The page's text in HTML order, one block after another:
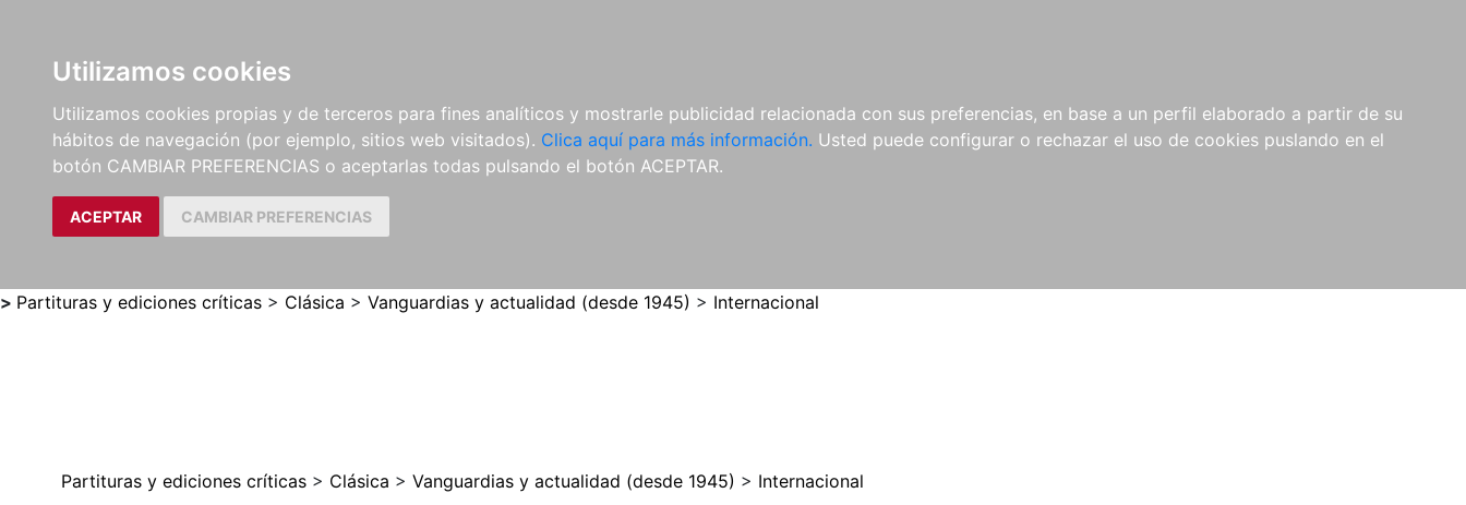
Utilizamos cookies
Utilizamos cookies propias y de terceros para fines analíticos y mostrarle publicidad relacionada con sus preferencias, en base a un perfil elaborado a partir de su
hábitos de navegación (por ejemplo, sitios web visitados). Clica aquí para más información. Usted puede configurar o rechazar el uso de cookies puslando en el
botón CAMBIAR PREFERENCIAS o aceptarlas todas pulsando el botón ACEPTAR.
ACEPTAR CAMBIAR PREFERENCIAS
LIBROS
MÉTODOS Y
EJERCICIOS
PARTITURAS Y EDICIONES
CRÍTICAS
REVISTAS
CDS Y
DVDS
MATERIAL
COMPLEMENTARIO
NOVEDADES NOTICIAS
COMPRAS
INSTITUCIONALES
> Partituras y ediciones críticas > Clásica > Vanguardias y actualidad (desde 1945) > Internacional
Partituras y ediciones críticas > Clásica > Vanguardias y actualidad (desde 1945) > Internacional